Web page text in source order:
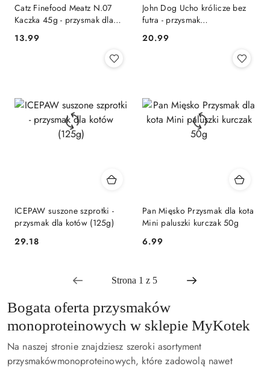
Catz Finefood Meatz N.07
Kaczka 45g - przysmak dla
Cena:
13.99
John Dog Ucho królicze bez
futra - przysmak
szt
Cena:
20.99
ICEPAW suszone szprotki -
przysmak dla kotów (125g)
Cena:
29.18
Pan Mięsko Przysmak dla kota
Mini paluszki kurczak 50g
Cena:
6.99
Bogata oferta przysmaków
monoproteinowych w sklepie MyKotek
Na naszej stronie znajdziesz szeroki asortyment
przysmakówmonoproteinowych, które zadowolą nawet